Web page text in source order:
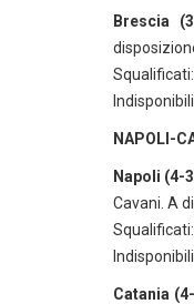
Brescia
NAPOLI-
Napoli (4-
Cavani. A
Catania